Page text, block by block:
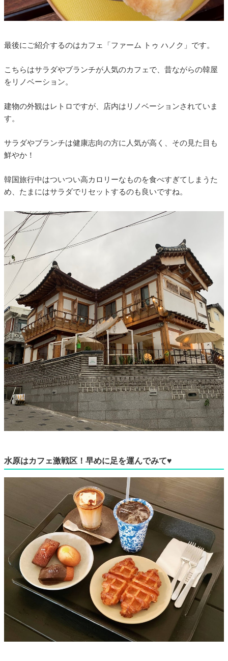
最後にご紹介するのはカフェ「ファーム トゥ ハノク」です。
こちらはサラダやブランチが人気のカフェで、昔ながらの韓屋
をリノベーション。
建物の外観はレトロですが、店内はリノベーションされていま
す。
サラダやブランチは健康志向の方に人気が高く、その見た目も
鮮やか！
韓国旅行中はついつい高カロリーなものを食べすぎてしまうた
め、たまにはサラダでリセットするのも良いですね。
水原はカフェ激戦区！早めに足を運んでみて♥